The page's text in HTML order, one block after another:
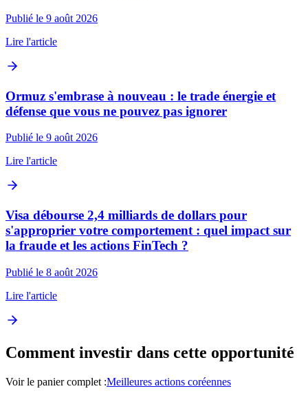
Publié le 9 août 2026
Lire l'article
Ormuz s'embrase à nouveau : le trade énergie et
défense que vous ne pouvez pas ignorer
Publié le 9 août 2026
Lire l'article
Visa débourse 2,4 milliards de dollars pour
s'approprier votre comportement : quel impact sur
la fraude et les actions FinTech ?
Publié le 8 août 2026
Lire l'article
Comment investir dans cette opportunité
Voir le panier complet :Meilleures actions coréennes